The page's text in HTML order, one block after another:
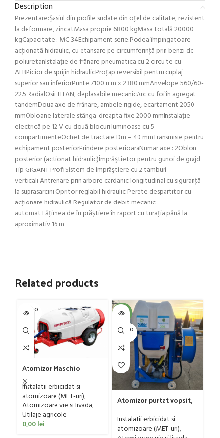
Description
Prezentare:Şasiul din profile sudate din oţel de calitate, rezistent
la deformare, zincatMasa proprie 6800 kgMasa totală 20000
kgCapacitate : MC 34Echipament serie:Podea împingatoare
acţionată hidraulic, cu etansare pe circumferinţă prin benzi de
poliuretanIstalaţie de frânare pneumatica cu 2 circuite cu
ALBPicior de sprijin hidraulicProţap reversibil pentru cuplaj
superior sau inferiorPunte 7100 mm x 2380 mmAnvelope 560/60-
22.5 RadialOsii TITAN, deplasabile mecanicArc cu foi în agregat
tandemDoua axe de frânare, ambele rigide, ecartament 2050
mmObloane laterale stânga-dreapta fixe 2000 mmInstalaţie
electrică pe 12 V cu două blocuri luminoase cu 5
compartimenteOchet de tractare Dm = 40 mmTransmisie pentru
echipament posteriorPrindere posterioaraNumar axe : 2Oblon
posterior (actionat hidraulic)Împrăştietor pentru gunoi de grajd
Tip GIGANT Profi Sistem de împrăştiere cu 2 tamburi
verticali Antrenare prin arbore cardanic longitudinal cu siguranţă
la suprasarcini Opritor reglabil hidraulic Perete despartitor cu
acţionare hidraulică Regulator de debit mecanic
automat Lăţimea de împrăştiere în raport cu turaţia până la
aproximativ 16 m
Related products
SOLD O
UT
Atomizor Maschio
Gaspardo model Futura
Avant 1000/800/121 E
Instalatii erbicidat si
atomizoare (MET-uri),
Atomizoare vie si livada,
Utilaje agricole
0,00lei
-4%
SOLD O
UT
Atomizor purtat vopsit,
Bufer, model Ronda
Clasic, 200 litri
Instalatii erbicidat si
atomizoare (MET-uri),